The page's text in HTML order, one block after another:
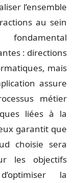
l’ensemble
au sein
fondamental
: directions
mais
assure
métier
liées à la
garantit que
choisie sera
les objectifs
la